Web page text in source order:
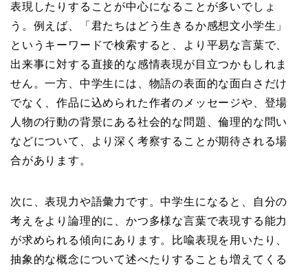
表現したりすることが中心になることが多いでしょ
う。例えば、「君たちはどう生きるか感想文小学生」
というキーワードで検索すると、より平易な言葉で、
出来事に対する直接的な感情表現が目立つかもしれま
せん。一方、中学生には、物語の表面的な面白さだけ
でなく、作品に込められた作者のメッセージや、登場
人物の行動の背景にある社会的な問題、倫理的な問い
などについて、より深く考察することが期待される場
合があります。
次に、表現力や語彙力です。中学生になると、自分の
考えをより論理的に、かつ多様な言葉で表現する能力
が求められる傾向にあります。比喩表現を用いたり、
抽象的な概念について述べたりすることも増えてくる